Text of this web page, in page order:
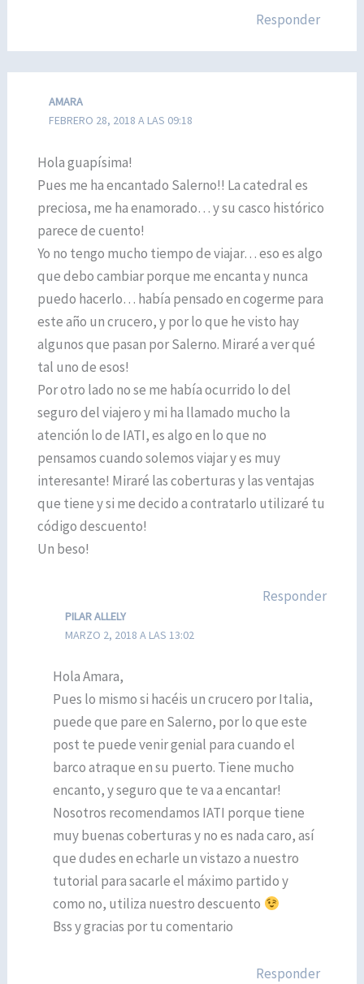
Responder
AMARA
FEBRERO 28, 2018 A LAS 09:18
Hola guapísima!
Pues me ha encantado Salerno!! La catedral es
preciosa, me ha enamorado… y su casco histórico
parece de cuento!
Yo no tengo mucho tiempo de viajar… eso es algo
que debo cambiar porque me encanta y nunca
puedo hacerlo… había pensado en cogerme para
este año un crucero, y por lo que he visto hay
algunos que pasan por Salerno. Miraré a ver qué
tal uno de esos!
Por otro lado no se me había ocurrido lo del
seguro del viajero y mi ha llamado mucho la
atención lo de IATI, es algo en lo que no
pensamos cuando solemos viajar y es muy
interesante! Miraré las coberturas y las ventajas
que tiene y si me decido a contratarlo utilizaré tu
código descuento!
Un beso!
Responder
PILAR ALLELY
MARZO 2, 2018 A LAS 13:02
Hola Amara,
Pues lo mismo si hacéis un crucero por Italia,
puede que pare en Salerno, por lo que este
post te puede venir genial para cuando el
barco atraque en su puerto. Tiene mucho
encanto, y seguro que te va a encantar!
Nosotros recomendamos IATI porque tiene
muy buenas coberturas y no es nada caro, así
que dudes en echarle un vistazo a nuestro
tutorial para sacarle el máximo partido y
como no, utiliza nuestro descuento
Bss y gracias por tu comentario
Responder